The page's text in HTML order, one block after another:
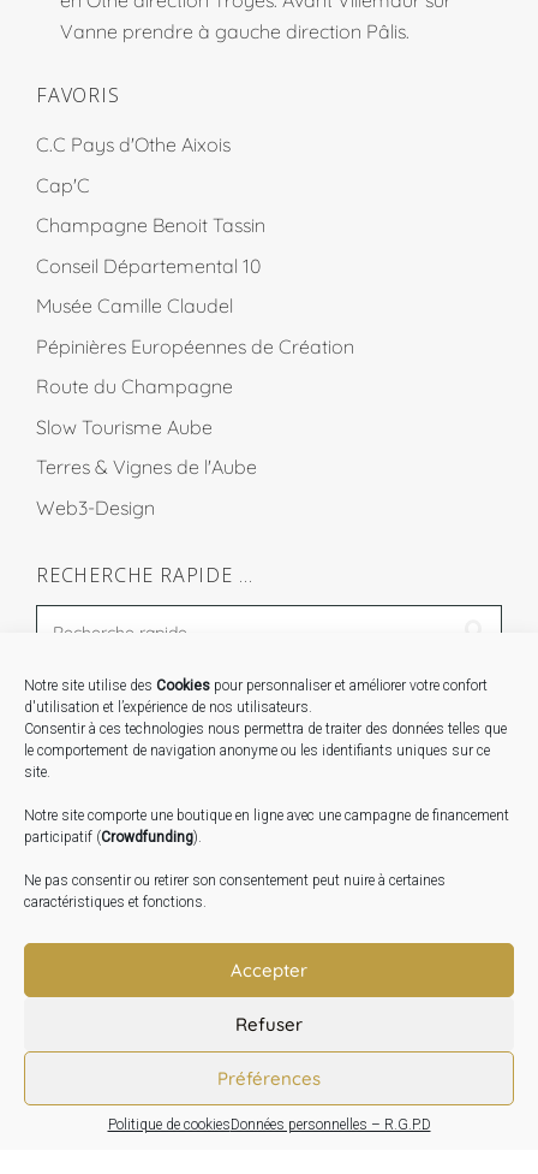
Notre site utilise des Cookies pour personnaliser et améliorer votre confort
d'utilisation et l’expérience de nos utilisateurs.
Consentir à ces technologies nous permettra de traiter des données telles que
le comportement de navigation anonyme ou les identifiants uniques sur ce
site.
Notre site comporte une boutique en ligne avec une campagne de financement
participatif (Crowdfunding).
Ne pas consentir ou retirer son consentement peut nuire à certaines
caractéristiques et fonctions.
Accepter
Refuser
Préférences
Politique de cookiesDonnées personnelles – R.G.P.D
Vanne prendre à gauche direction Pâlis.
FAVORIS
C.C Pays d'Othe Aixois
Cap'C
Champagne Benoit Tassin
Conseil Départemental 10
Musée Camille Claudel
Pépinières Européennes de Création
Route du Champagne
Slow Tourisme Aube
Terres & Vignes de l'Aube
Web3-Design
RECHERCHE RAPIDE …
STAGES …
Expo « Mesures de lumière » du 19 Sept au 29 Nov.
Inauguration de la Grange : Le 17 Oct. 2026
Atelier Image : L’art au service de la santé mentale –
10 Oct. 2026